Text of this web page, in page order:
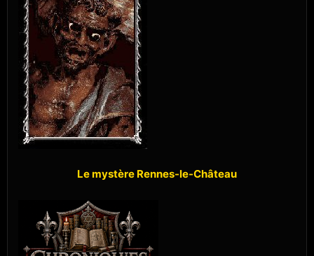
Le mystère Rennes-le-Château